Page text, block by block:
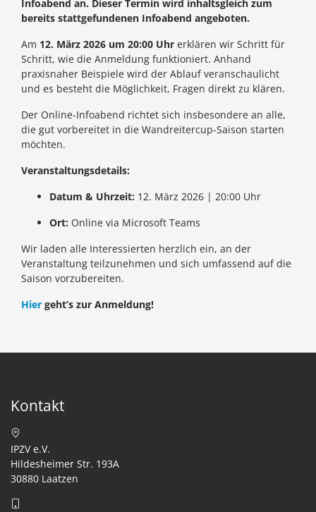
Infoabend an. Dieser Termin wird inhaltsgleich zum
bereits stattgefundenen Infoabend angeboten.
Am 12. März 2026 um 20:00 Uhr erklären wir Schritt für
Schritt, wie die Anmeldung funktioniert. Anhand
praxisnaher Beispiele wird der Ablauf veranschaulicht
und es besteht die Möglichkeit, Fragen direkt zu klären.
Der Online-Infoabend richtet sich insbesondere an alle,
die gut vorbereitet in die Wandreitercup-Saison starten
möchten.
Veranstaltungsdetails:
Datum & Uhrzeit: 12. März 2026 | 20:00 Uhr
Ort: Online via Microsoft Teams
Wir laden alle Interessierten herzlich ein, an der
Veranstaltung teilzunehmen und sich umfassend auf die
Saison vorzubereiten.
Hier geht’s zur Anmeldung!
Kontakt
IPZV e.V.
Hildesheimer Str. 193A
30880 Laatzen